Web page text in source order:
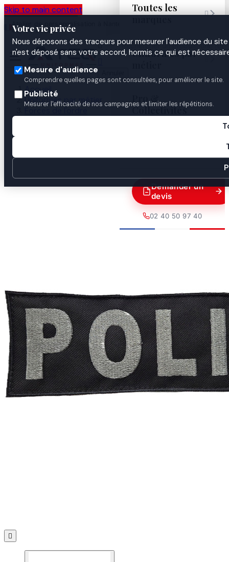
Skip to main content
Votre vie privée
Nous déposons des traceurs pour mesurer l'audience du
n'est déposé sans votre accord, hormis ce qui est
Mesure d'audience
Comprendre quelles pages sont consultées, pour améliorer le site.
Publicité
Mesurer l'efficacité de nos campagnes et limiter les répétitions.
Atelier de personnalisation à Nantes
depuis 2003

Toutes les
marques

Uniformes par
Pro &
Collectivités
Demander un
devis
02 40 50 97 40
Accueil
Uniformes par métier
